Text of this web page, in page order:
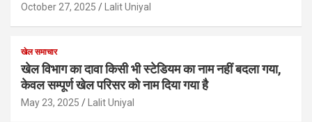
October 27, 2025 Lalit Uniyal
खेल समाचार
खेल विभाग का दावा किसी भी स्टेडियम का नाम नहीं बदला गया,
केवल सम्पूर्ण खेल परिसर को नाम दिया गया है
May 23, 2025 Lalit Uniyal